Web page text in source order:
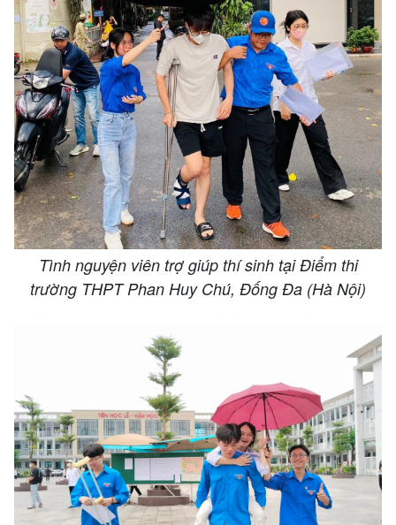
Tình nguyện viên trợ giúp thí sinh tại Điểm thi
trường THPT Phan Huy Chú, Đống Đa (Hà Nội) ​​​​​​